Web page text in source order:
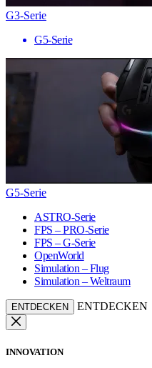
G3-Serie
G5-Serie
G5-Serie
ASTRO-Serie
FPS – PRO-Serie
FPS – G-Serie
OpenWorld
Simulation – Flug
Simulation – Weltraum
ENTDECKEN ENTDECKEN
INNOVATION